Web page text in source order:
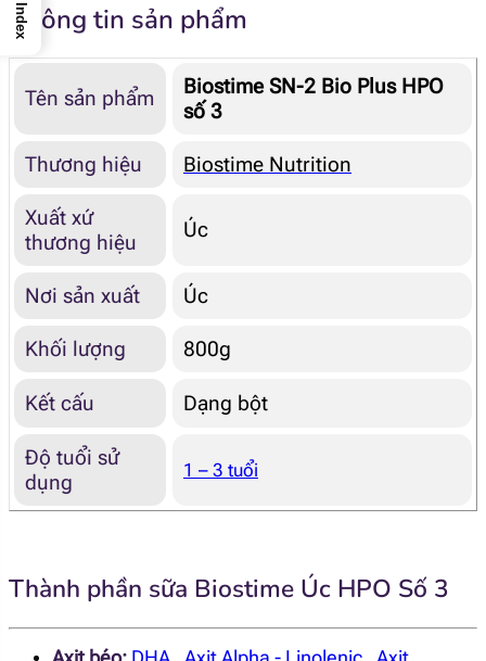
Thông tin sản phẩm
Tên sản phẩm
Biostime SN-2 Bio Plus HPO
số 3
Thương hiệu Biostime Nutrition
Xuất xứ
thương hiệu
Úc
Nơi sản xuất Úc
Khối lượng 800g
Kết cấu Dạng bột
Độ tuổi sử
dụng
1 – 3 tuổi
Thành phần sữa Biostime Úc HPO Số 3
Index